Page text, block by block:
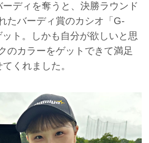
ディを奪うと、決勝ラウンド
たバーディ賞のカシオ「G‐
ト。しかも自分が欲しいと思
のカラーをゲットできて満足
くれました。